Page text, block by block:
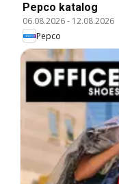
Pepco katalog
06.08.2026- 12.08.2026
Pepco